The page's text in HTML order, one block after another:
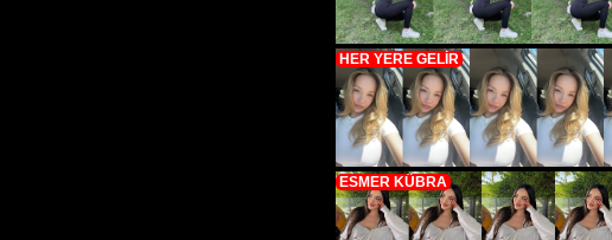
HER YERE GELİR
ESMER KÜBRA